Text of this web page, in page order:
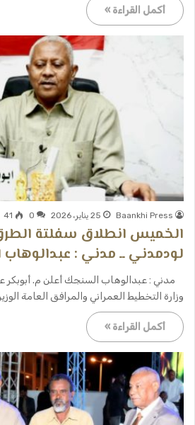
أكمل القراءة »
Baankhi Press 25 يناير، 2026 0
41
الخميس انطلاق سفلتة
لودمدني ــ مدني :
مدني : عبدالوهاب السنجك أعلن م. أبوبكر
وزارة التخطيط العمراني والمرافق العامة
أكمل القراءة »